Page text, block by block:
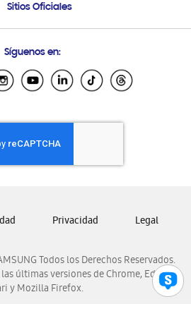
vía eMail
Sitios Oficiales
Samsung Ecuador
El Salvador
Honduras
Nicaragua
Panamá
Venezuela
Síguenos en:
Todos los Derechos Reservados.
últimas versiones de Chrome, Edge,
y Mozilla Firefox.
Privacidad Legal